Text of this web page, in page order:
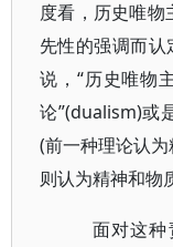
度看，历史唯物
先性的强调而认
说，“历史唯物
论”(dualism)或
(前一种理论认
则认为精神和物
面对这种